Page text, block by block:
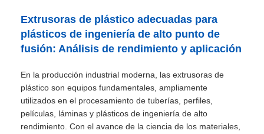
Extrusoras de plástico adecuadas para
plásticos de ingeniería de alto punto de
fusión: Análisis de rendimiento y aplicación
En la producción industrial moderna, las extrusoras de
plástico son equipos fundamentales, ampliamente
utilizados en el procesamiento de tuberías, perfiles,
películas, láminas y plásticos de ingeniería de alto
rendimiento. Con el avance de la ciencia de los materiales,